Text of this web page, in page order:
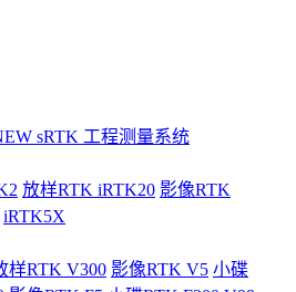
sRTK 工程测量系统
放样RTK iRTK20 影像RTK
iRTK5X
样RTK V300 影像RTK V5 小碟